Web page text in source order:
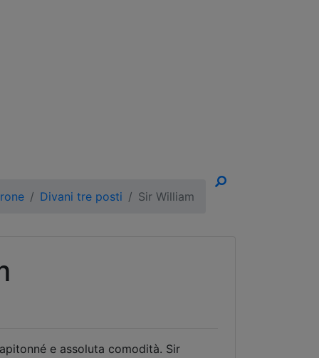
Divani tre posti Sir William
e assoluta comodità. Sir